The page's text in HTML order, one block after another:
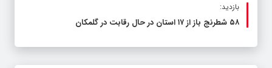
بازدید:
۵۸ شطرنج‌ باز از ۱۷ استان در حال رقابت در گلمکان